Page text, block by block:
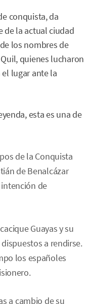
conquista, da
de la actual ciudad
los nombres de
quienes lucharon
lugar ante la
esta es una de
de la Conquista
de Benalcázar
de
Guayas y su
a rendirse.
los españoles
a cambio de su